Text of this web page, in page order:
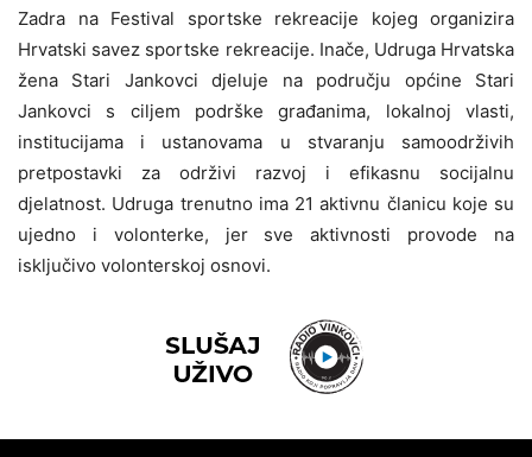
Zadra na Festival sportske rekreacije kojeg organizira
Hrvatski savez sportske rekreacije. Inače, Udruga Hrvatska
žena Stari Jankovci djeluje na području općine Stari
Jankovci s ciljem podrške građanima, lokalnoj vlasti,
institucijama i ustanovama u stvaranju samoodrživih
pretpostavki za održivi razvoj i efikasnu socijalnu
djelatnost. Udruga trenutno ima 21 aktivnu članicu koje su
ujedno i volonterke, jer sve aktivnosti provode na
isključivo volonterskoj osnovi.